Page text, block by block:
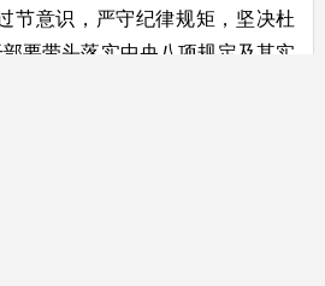
节意识，严守纪律规矩，坚决杜
要带头落实中央八项规定及其实